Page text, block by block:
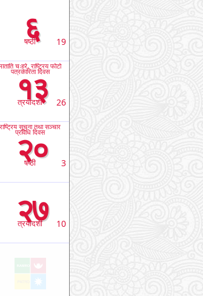
६
षष्ठी 19
चःह्रे, राष्ट्रिय फोटो
पत्रकारिता दिवस
१३
त्रयोदशी 26
राष्ट्रिय सूचना तथा सञ्चार
प्रविधि दिवस
२०
षष्ठी 3
२७
त्रयोदशी 10